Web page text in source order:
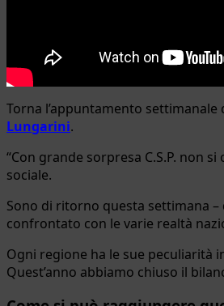
Torna l’appuntamento settimanale
Lungarini.
“Con grande sorpresa C.S.P. non
sociale.
Sono di ritorno questa settimana –
confrontato con le varie realtà
Ogni regione ha le sue peculiarità
Quest’anno abbiamo chiuso il